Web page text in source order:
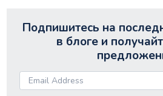
Подпишитесь на
в блоге и